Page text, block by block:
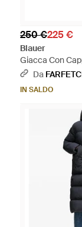
250 €225 €
Blauer
Giacca Con
Da
IN SALDO